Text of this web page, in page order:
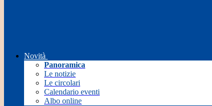
Novità
Panoramica
Le notizie
Le circolari
Calendario eventi
Albo online